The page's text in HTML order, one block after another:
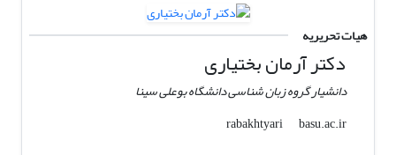
هیات تحریریه
دکتر آرمان بختیاری
دانشیار گروه زبان شناسی دانشگاه بوعلی سینا
rabakhtyari
basu.ac.ir